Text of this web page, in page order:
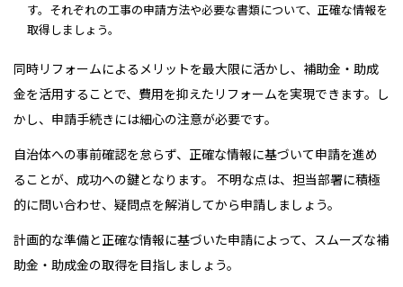
す。それぞれの工事の申請方法や必要な書類について、正確な情報を
取得しましょう。
同時リフォームによるメリットを最大限に活かし、補助金・助成
金を活用することで、費用を抑えたリフォームを実現できます。し
かし、申請手続きには細心の注意が必要です。
自治体への事前確認を怠らず、正確な情報に基づいて申請を進め
ることが、成功への鍵となります。 不明な点は、担当部署に積極
的に問い合わせ、疑問点を解消してから申請しましょう。
計画的な準備と正確な情報に基づいた申請によって、スムーズな補
助金・助成金の取得を目指しましょう。